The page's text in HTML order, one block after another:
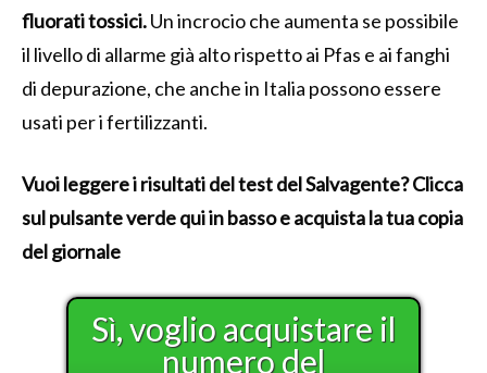
fluorati tossici.Un incrocio che aumenta se possibile
il livello di allarme già alto rispetto ai Pfas e ai fanghi
di depurazione, che anche in Italia possono essere
usati per i fertilizzanti.
Vuoi leggere i risultati del test del Salvagente? Clicca
sul pulsante verde qui in basso e acquista la tua copia
del giornale
Sì, voglio acquistare il
numero del